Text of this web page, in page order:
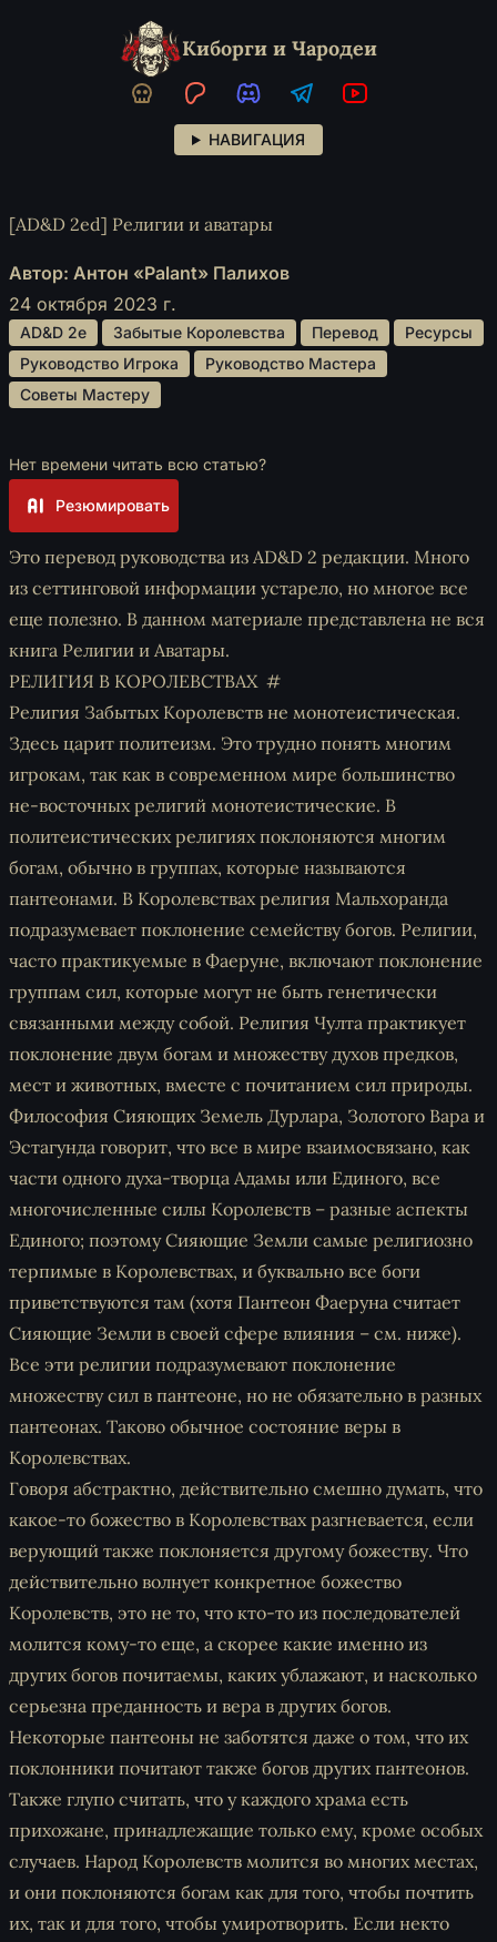
Киборги и Чародеи
НАВИГАЦИЯ
[AD&D 2ed] Религии и аватары
Автор: Антон «Palant» Палихов
24 октября 2023 г.
AD&D 2e Забытые Королевства Перевод
Ресурсы
Руководство Игрока
Руководство Мастера
Советы Мастеру
Нет времени читать всю статью?
Резюмировать
Это перевод руководства из AD&D 2 редакции. Много
из сеттинговой информации устарело, но многое все
еще полезно. В данном материале представлена не вся
книга Религии и Аватары.
РЕЛИГИЯ В КОРОЛЕВСТВАХ
Религия Забытых Королевств не монотеистическая.
Здесь царит политеизм. Это трудно понять многим
игрокам, так как в современном мире большинство
не-восточных религий монотеистические. В
политеистических религиях поклоняются многим
богам, обычно в группах, которые называются
пантеонами. В Королевствах религия Мальхоранда
подразумевает поклонение семейству богов. Религии,
часто практикуемые в Фаеруне, включают поклонение
группам сил, которые могут не быть генетически
связанными между собой. Религия Чулта практикует
поклонение двум богам и множеству духов предков,
мест и животных, вместе с почитанием сил природы.
Философия Сияющих Земель Дурлара, Золотого Вара и
Эстагунда говорит, что все в мире взаимосвязано, как
части одного духа-творца Адамы или Единого, все
многочисленные силы Королевств – разные аспекты
Единого; поэтому Сияющие Земли самые религиозно
терпимые в Королевствах, и буквально все боги
приветствуются там (хотя Пантеон Фаеруна считает
Сияющие Земли в своей сфере влияния – см. ниже).
Все эти религии подразумевают поклонение
множеству сил в пантеоне, но не обязательно в разных
пантеонах. Таково обычное состояние веры в
Королевствах.
Говоря абстрактно, действительно смешно думать, что
какое-то божество в Королевствах разгневается, если
верующий также поклоняется другому божеству. Что
действительно волнует конкретное божество
Королевств, это не то, что кто-то из последователей
молится кому-то еще, а скорее какие именно из
других богов почитаемы, каких ублажают, и насколько
серьезна преданность и вера в других богов.
Некоторые пантеоны не заботятся даже о том, что их
поклонники почитают также богов других пантеонов.
Также глупо считать, что у каждого храма есть
прихожане, принадлежащие только ему, кроме особых
случаев. Народ Королевств молится во многих местах,
и они поклоняются богам как для того, чтобы почтить
их, так и для того, чтобы умиротворить. Если некто